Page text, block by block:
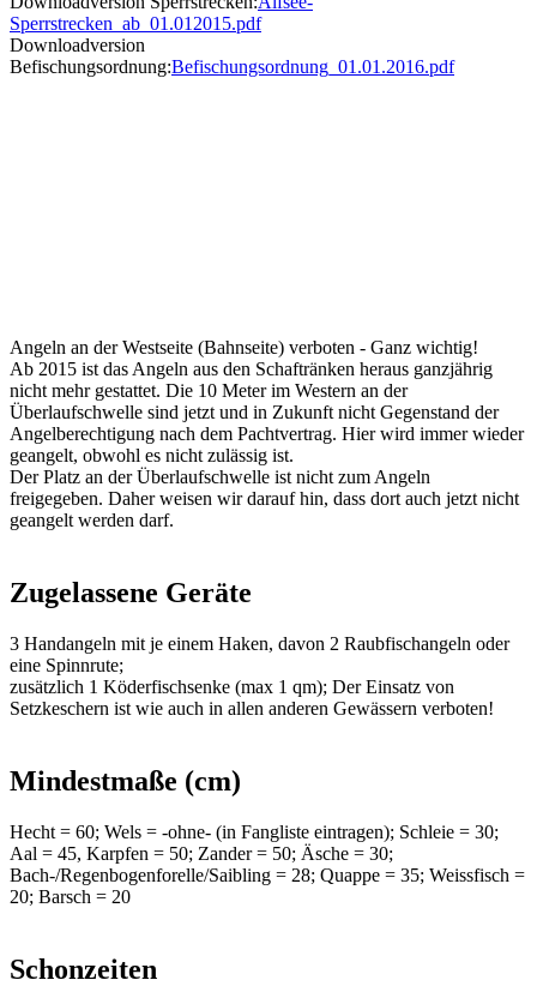
Sperrstrecken_ab_01.012015.pdf
Downloadversion
Befischungsordnung:Befischungsordnung_01.01.2016.pdf
Angeln an der Westseite (Bahnseite) verboten - Ganz wichtig!
Ab 2015 ist das Angeln aus den Schaftränken heraus ganzjährig
nicht mehr gestattet. Die 10 Meter im Western an der
Überlaufschwelle sind jetzt und in Zukunft nicht Gegenstand der
Angelberechtigung nach dem Pachtvertrag. Hier wird immer wieder
geangelt, obwohl es nicht zulässig ist.
Der Platz an der Überlaufschwelle ist nicht zum Angeln
freigegeben. Daher weisen wir darauf hin, dass dort auch jetzt nicht
geangelt werden darf.
Zugelassene Geräte
3 Handangeln mit je einem Haken, davon 2 Raubfischangeln oder
eine Spinnrute;
zusätzlich 1 Köderfischsenke (max 1 qm); Der Einsatz von
Setzkeschern ist wie auch in allen anderen Gewässern verboten!
Mindestmaße (cm)
Hecht = 60; Wels = -ohne- (in Fangliste eintragen); Schleie = 30;
Aal = 45, Karpfen = 50; Zander = 50; Äsche = 30;
Bach-/Regenbogenforelle/Saibling = 28; Quappe = 35; Weissfisch =
20; Barsch = 20
Schonzeiten